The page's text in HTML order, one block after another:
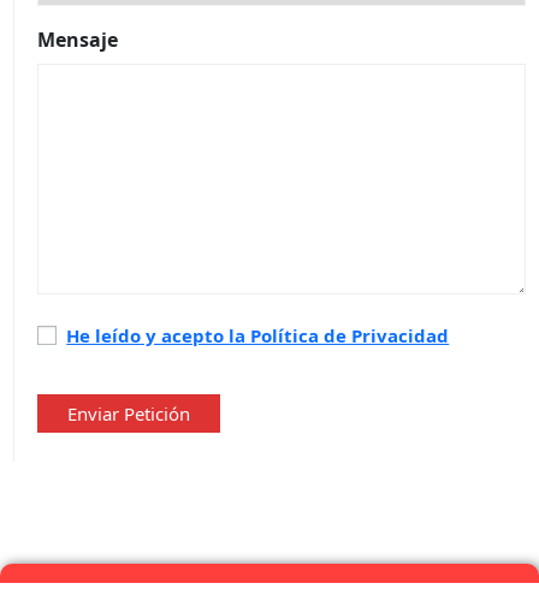
Mensaje
Política
privacidad*
He leído y acepto la Política de Privacidad
Enviar Petición